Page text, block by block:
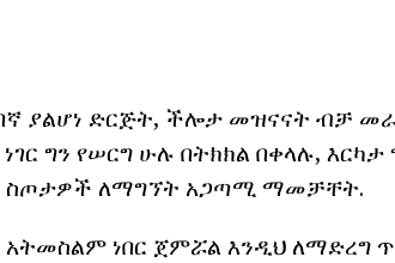
ያልሆነ ድርጅት, ችሎታ መዝናናት ብቻ
ግን የሠርግ ሁሉ በትክክል በቀላሉ,
ስጦታዎች ለማግኘት አጋጣሚ ማመቻቸት.
አትመስልም ነበር ጀምሯል እንዲህ